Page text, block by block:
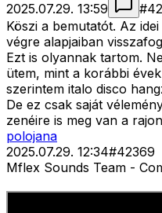
2025.07.29. 13:59
#
Köszi a bemutatót. Az
végre alapjaiban
Ezt is olyannak tartom.
ütem, mint a korábbi
szerintem italo disco
De ez csak saját
zenéire is meg van a
polojana
2025.07.29. 12:34#42369
Mflex Sounds Team -